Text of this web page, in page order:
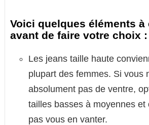
Voici quelques éléments
avant de faire votre choix :
Les jeans taille haute
plupart des femmes. Si vous
absolument pas de ventre,
tailles basses à moyennes et
pas vous en vanter.